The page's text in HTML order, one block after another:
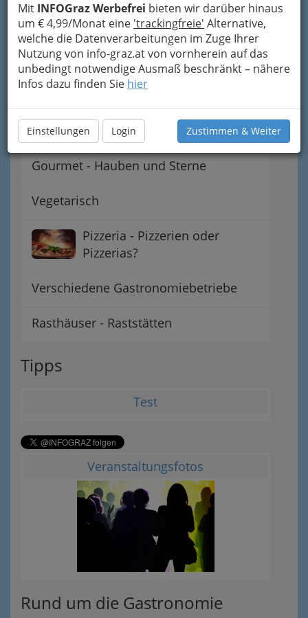
Mit INFOGraz Werbefrei bieten wir darüber hinaus
um € 4,99/Monat eine 'trackingfreie' Alternative,
welche die Datenverarbeitungen im Zuge Ihrer
Nutzung von info-graz.at von vornherein auf das
unbedingt notwendige Ausmaß beschränkt – nähere
Infos dazu finden Sie hier
Einstellungen Login Zustimmen & Weiter
Steirisch - Regionale
Spezialitäten
Österreichisch - heimische
International - fremde Länder
Gourmet - Hauben und Sterne
Vegetarisch
Pizzeria - Pizzerien oder
Pizzerias?
Verschiedene Gastronomiebetriebe
Rasthäuser - Raststätten
Tipps
Test
Veranstaltungsfotos
Rund um die Gastronomie